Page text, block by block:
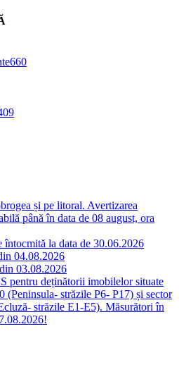
660
și pe litoral. Avertizarea
până în data de 08 august, ora
întocmită la data de 30.06.2026
04.08.2026
03.08.2026
deținătorii imobilelor situate
(Peninsula- străzile P6- P17) și sector
străzile E1-E5). Măsurători în